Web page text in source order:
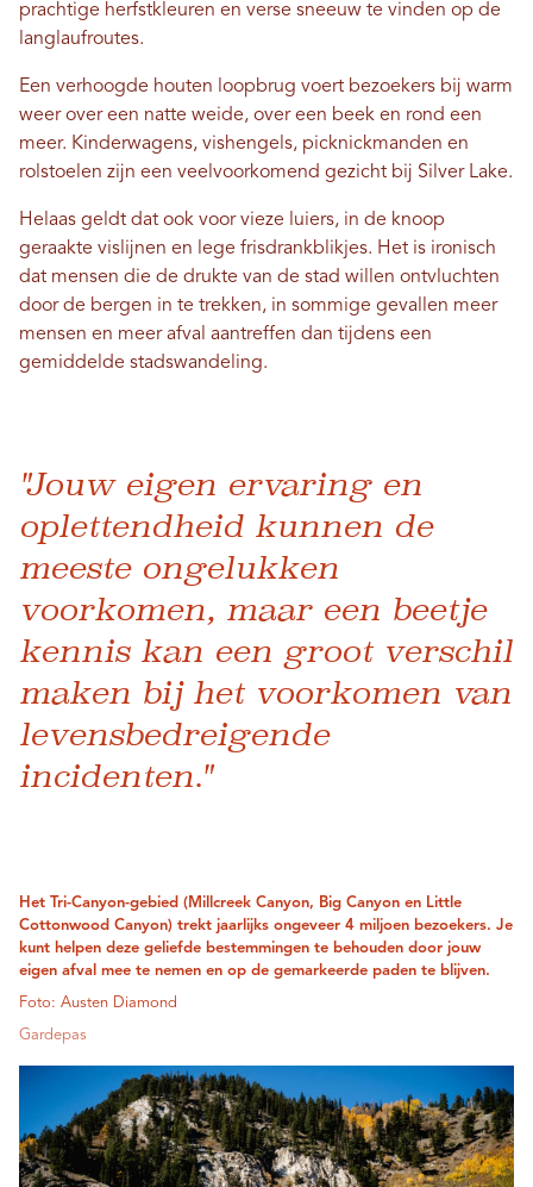
prachtige herfstkleuren en verse sneeuw te vinden op de
langlaufroutes.
Een verhoogde houten loopbrug voert bezoekers bij warm
weer over een natte weide, over een beek en rond een
meer. Kinderwagens, vishengels, picknickmanden en
rolstoelen zijn een veelvoorkomend gezicht bij Silver Lake.
Helaas geldt dat ook voor vieze luiers, in de knoop
geraakte vislijnen en lege frisdrankblikjes. Het is ironisch
dat mensen die de drukte van de stad willen ontvluchten
door de bergen in te trekken, in sommige gevallen meer
mensen en meer afval aantreffen dan tijdens een
gemiddelde stadswandeling.
"Jouw eigen ervaring en
oplettendheid kunnen de
meeste ongelukken
voorkomen, maar een beetje
kennis kan een groot verschil
maken bij het voorkomen van
levensbedreigende
incidenten."
Het Tri-Canyon-gebied (Millcreek Canyon, Big Canyon en Little
Cottonwood Canyon) trekt jaarlijks ongeveer 4 miljoen bezoekers. Je
kunt helpen deze geliefde bestemmingen te behouden door jouw
eigen afval mee te nemen en op de gemarkeerde paden te blijven.
Foto: Austen Diamond
Gardepas